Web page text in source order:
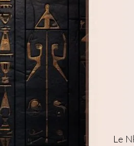
Le